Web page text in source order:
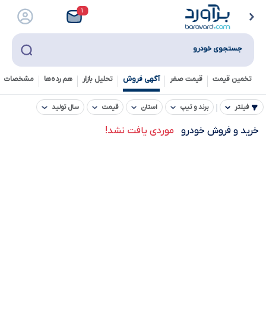
۱
جستجوی خودرو
تخمین قیمت قیمت صفر آگهی فروش تحلیل بازار هم رده‌ها‌ مشخصات
فیلتر برند و تیپ استان قیمت سال تولید
خرید و فروش خودرو موردی یافت نشد!